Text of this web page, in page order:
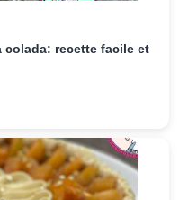
colada: recette facile et